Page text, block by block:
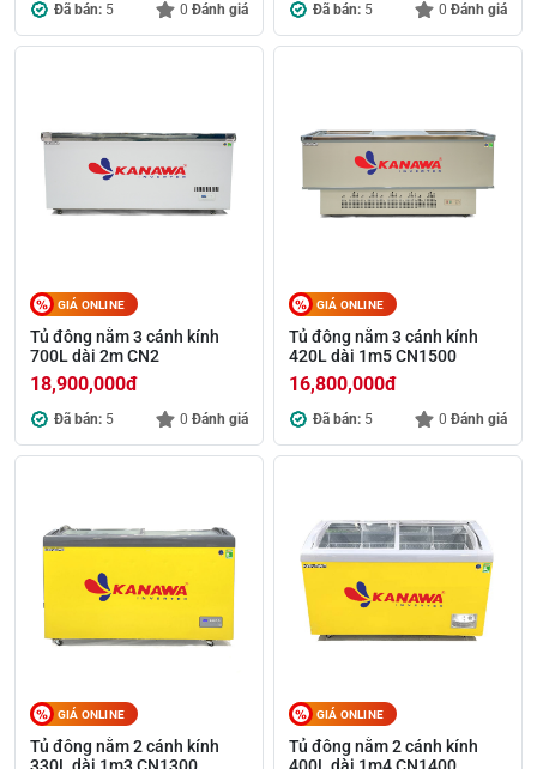
Đã bán: 5 0 Đánh giá Đã bán: 5 0 Đánh giá
GIÁ ONLINE
Tủ đông nằm 3 cánh kính
700L dài 2m CN2
18,900,000đ
Đã bán: 5 0 Đánh giá
GIÁ ONLINE
Tủ đông nằm 3 cánh kính
420L dài 1m5 CN1500
16,800,000đ
Đã bán: 5 0 Đánh giá
GIÁ ONLINE
Tủ đông nằm 2 cánh kính
GIÁ ONLINE
Tủ đông nằm 2 cánh kính